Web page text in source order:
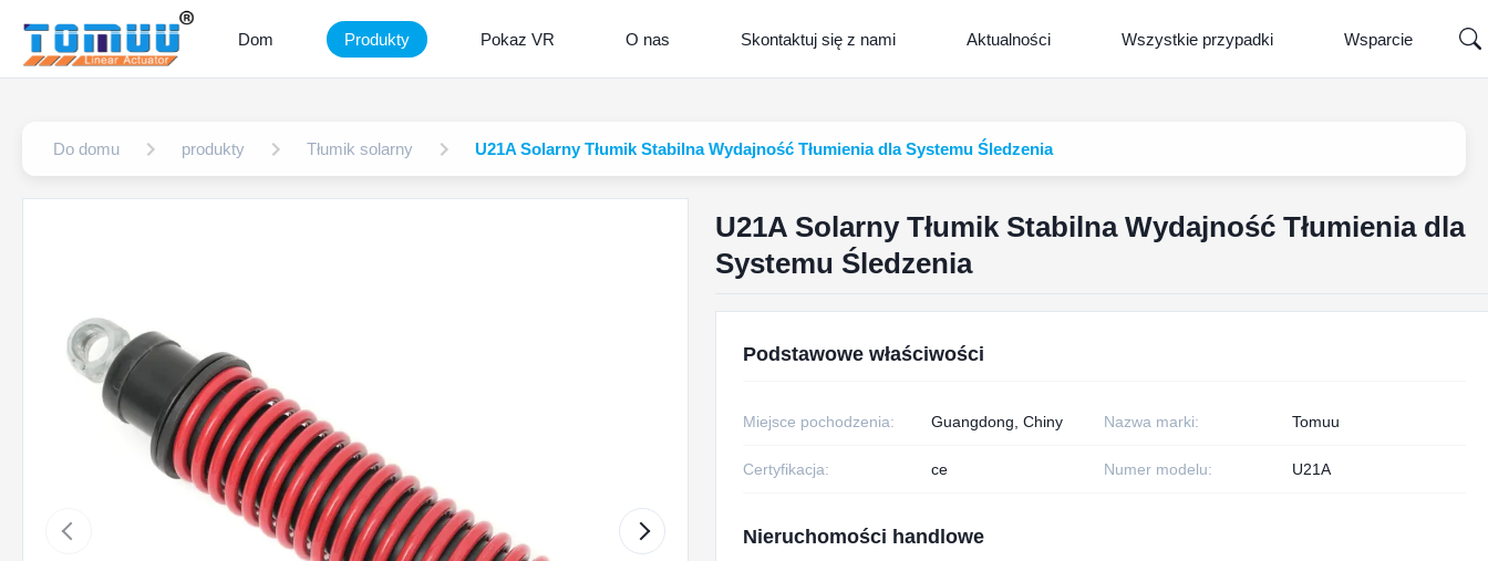
Dom Produkty Pokaz VR O nas Skontaktuj się z nami Aktualności Wszystkie przypadki Wsparcie
Do domu produkty Tłumik solarny U21A Solarny Tłumik Stabilna Wydajność Tłumienia dla Systemu Śledzenia
U21A Solarny Tłumik Stabilna Wydajność Tłumienia dla
Systemu Śledzenia
Podstawowe właściwości
Miejsce pochodzenia: Guangdong, Chiny Nazwa marki: Tomuu
Certyfikacja: ce Numer modelu: U21A
Nieruchomości handlowe